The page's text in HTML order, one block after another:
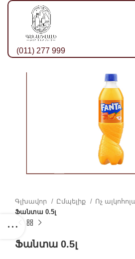
(011) 277 999
Գլխավոր Ըմպելիք
Ոչ
Ֆանտա 0.5լ
Ֆանտա 0.5լ